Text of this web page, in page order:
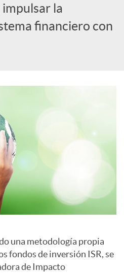
la
financiero con
una metodología propia
fondos de inversión ISR, se
de Impacto